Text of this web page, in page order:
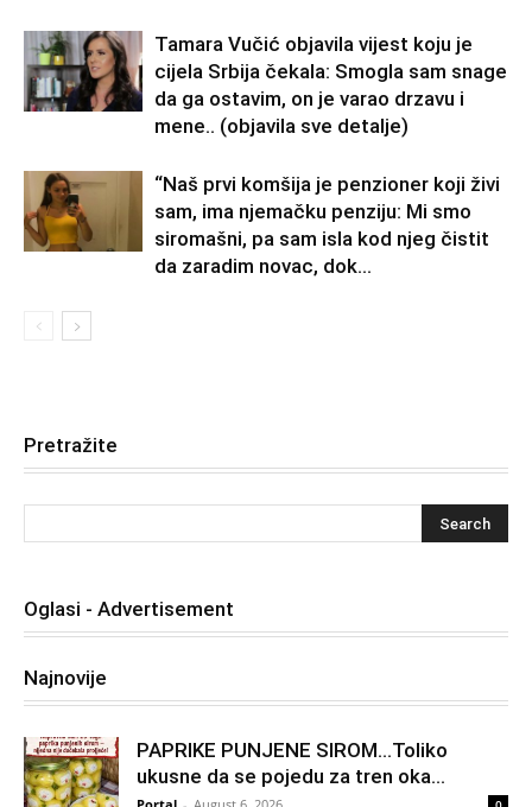
Tamara Vučić objavila vijest koju je
cijela Srbija čekala: Smogla sam snage
da ga ostavim, on je varao drzavu i
mene.. (objavila sve detalje)
“Naš prvi komšija je penzioner koji živi
sam, ima njemačku penziju: Mi smo
siromašni, pa sam isla kod njeg čistit
da zaradim novac, dok...
Pretražite
Oglasi - Advertisement
Najnovije
PAPRIKE PUNJENE SIROM…Toliko
ukusne da se pojedu za tren oka…